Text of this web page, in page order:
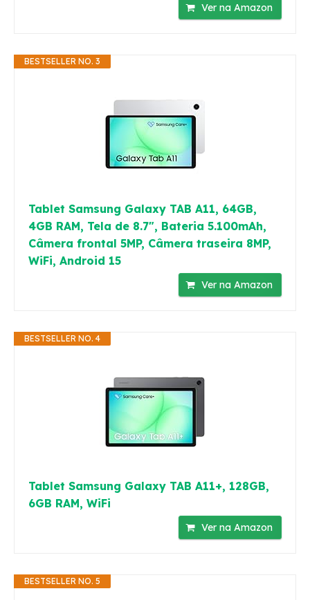
Ver na Amazon
BESTSELLER NO. 3
Tablet Samsung Galaxy TAB A11, 64GB,
4GB RAM, Tela de 8.7", Bateria 5.100mAh,
Câmera frontal 5MP, Câmera traseira 8MP,
WiFi, Android 15
Ver na Amazon
BESTSELLER NO. 4
Tablet Samsung Galaxy TAB A11+, 128GB,
6GB RAM, WiFi
Ver na Amazon
BESTSELLER NO. 5